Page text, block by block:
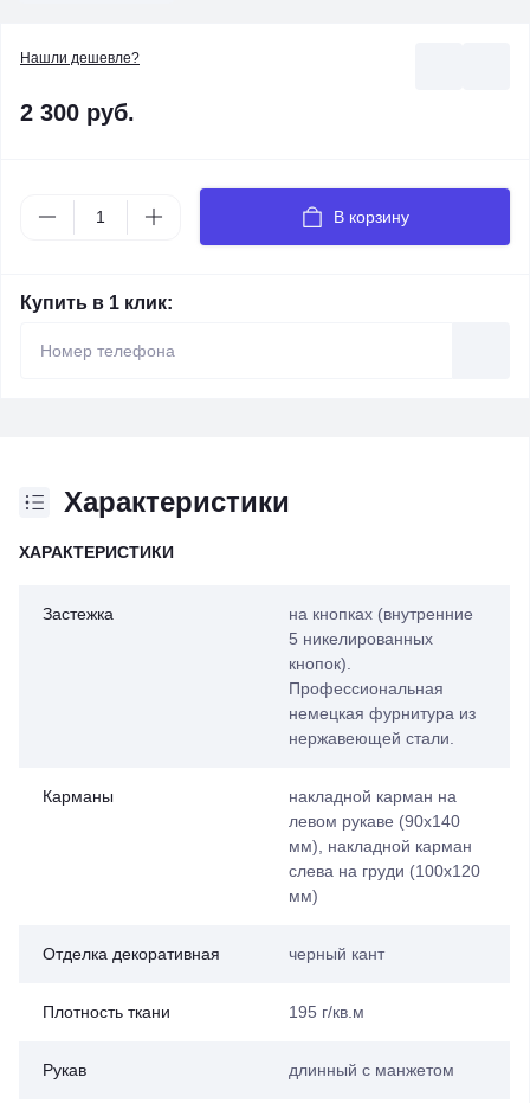
Нашли дешевле?
2 300 руб.
В корзину
Купить в 1 клик:
Характеристики
ХАРАКТЕРИСТИКИ
Застежка
на кнопках (внутренние
5 никелированных
кнопок).
Профессиональная
немецкая фурнитура из
нержавеющей стали.
Карманы
накладной карман на
левом рукаве (90х140
мм), накладной карман
слева на груди (100х120
мм)
Отделка декоративная черный кант
Плотность ткани 195 г/кв.м
Рукав длинный с манжетом